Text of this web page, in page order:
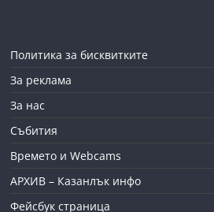
Политика за бисквитките
За реклама
За нас
Събития
Времето и Webcams
АРХИВ – Казанлък инфо
Фейсбук страница